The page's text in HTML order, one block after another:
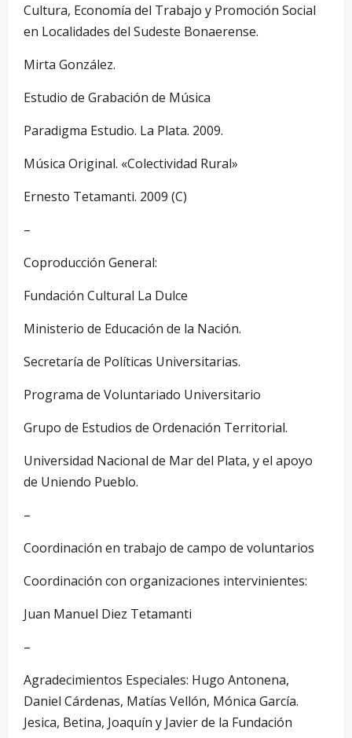
Cultura, Economía del Trabajo y Promoción Social
en Localidades del Sudeste Bonaerense.
Mirta González.
Estudio de Grabación de Música
Paradigma Estudio. La Plata. 2009.
Música Original. «Colectividad Rural»
Ernesto Tetamanti. 2009 (C)
–
Coproducción General:
Fundación Cultural La Dulce
Ministerio de Educación de la Nación.
Secretaría de Políticas Universitarias.
Programa de Voluntariado Universitario
Grupo de Estudios de Ordenación Territorial.
Universidad Nacional de Mar del Plata, y el apoyo
de Uniendo Pueblo.
–
Coordinación en trabajo de campo de voluntarios
Coordinación con organizaciones intervinientes:
Juan Manuel Diez Tetamanti
–
Agradecimientos Especiales: Hugo Antonena,
Daniel Cárdenas, Matías Vellón, Mónica García.
Jesica, Betina, Joaquín y Javier de la Fundación